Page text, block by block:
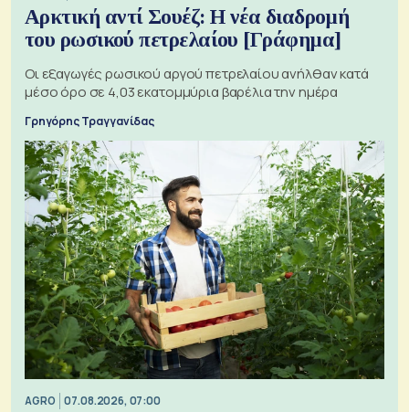
Αρκτική αντί Σουέζ: Η νέα διαδρομή
του ρωσικού πετρελαίου [Γράφημα]
Οι εξαγωγές ρωσικού αργού πετρελαίου ανήλθαν κατά
μέσο όρο σε 4,03 εκατομμύρια βαρέλια την ημέρα
Γρηγόρης Τραγγανίδας
AGRO 07.08.2026, 07:00